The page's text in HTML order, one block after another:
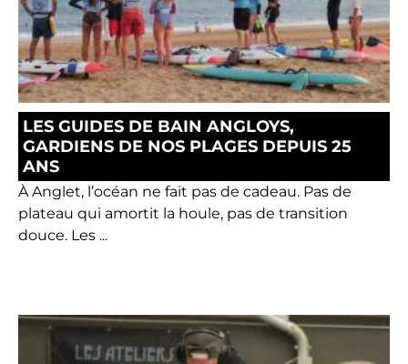
LES GUIDES DE BAIN ANGLOYS,
GARDIENS DE NOS PLAGES DEPUIS 25
ANS
À Anglet, l’océan ne fait pas de cadeau. Pas de
plateau qui amortit la houle, pas de transition
douce. Les ...